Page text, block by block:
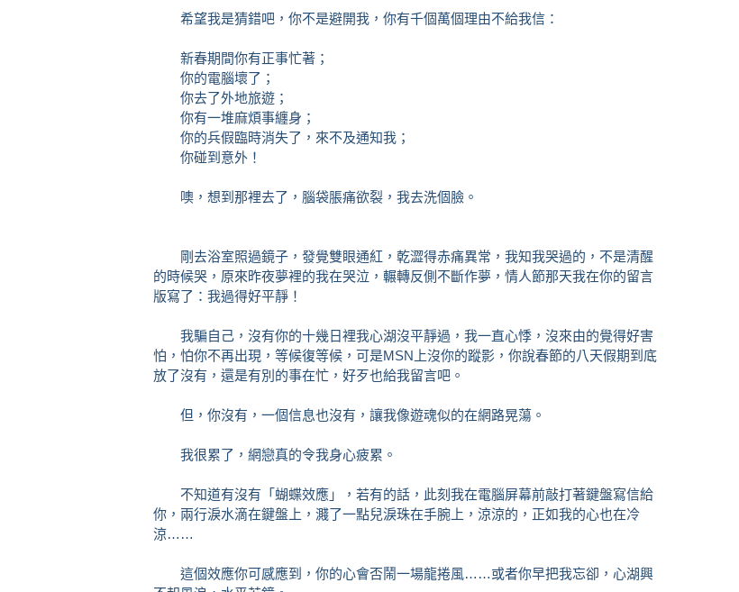
希望我是猜錯吧，你不是避開我，你有千個萬個理由不給我信：
新春期間你有正事忙著；
你的電腦壞了；
你去了外地旅遊；
你有一堆麻煩事纏身；
你的兵假臨時消失了，來不及通知我；
你碰到意外！
噢，想到那裡去了，腦袋脹痛欲裂，我去洗個臉。
剛去浴室照過鏡子，發覺雙眼通紅，乾澀得赤痛異常，我知我哭過的，不是清醒
的時候哭，原來昨夜夢裡的我在哭泣，輾轉反側不斷作夢，情人節那天我在你的留言
版寫了：我過得好平靜！
我騙自己，沒有你的十幾日裡我心湖沒平靜過，我一直心悸，沒來由的覺得好害
怕，怕你不再出現，等候復等候，可是MSN上沒你的蹤影，你說春節的八天假期到底
放了沒有，還是有別的事在忙，好歹也給我留言吧。
但，你沒有，一個信息也沒有，讓我像遊魂似的在網路晃蕩。
我很累了，網戀真的令我身心疲累。
不知道有沒有「蝴蝶效應」，若有的話，此刻我在電腦屏幕前敲打著鍵盤寫信給
你，兩行淚水滴在鍵盤上，濺了一點兒淚珠在手腕上，涼涼的，正如我的心也在冷
涼……
這個效應你可感應到，你的心會否鬧一場龍捲風……或者你早把我忘卻，心湖興